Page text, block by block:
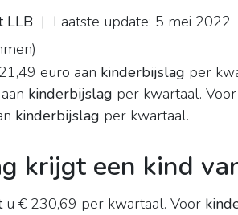
LLB | Laatste update: 5 mei 2022
)
euro aan kinderbijslag per
kinderbijslag per kwartaal.
kinderbijslag per kwartaal.
krijgt een kind
u € 230,69 per kwartaal. Voor